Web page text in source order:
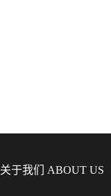
关于我们 ABOUT US